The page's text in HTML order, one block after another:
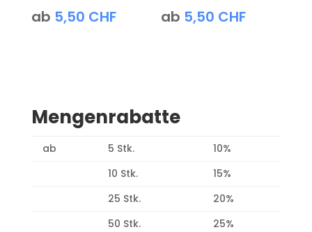
ab 5,50 CHF ab 5,50 CHF
Mengenrabatte
ab 5 Stk.
10%
10 Stk.
15%
25 Stk.
20%
50 Stk.
25%